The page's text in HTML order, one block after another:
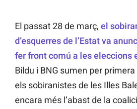
El passat 28 de març, el
d’esquerres de l’Estat va
fer front comú a les eleccions
Bildu i BNG sumen per
els sobiranistes de les Illes
encara més l’abast de la